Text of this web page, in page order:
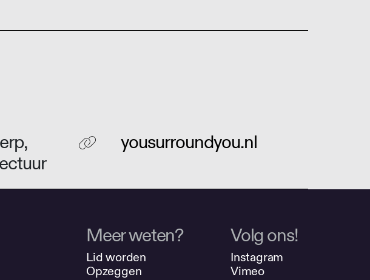
yousurroundyou.nl
Meer weten?
Lid worden
Opzeggen
Volg ons!
Instagram
Vimeo